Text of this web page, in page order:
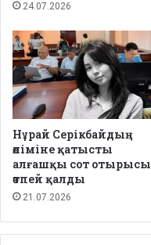
24.07.2026
Нұрай Серікбайдың
өліміне қатысты
алғашқы сот отырысы
өтпей қалды
21.07.2026